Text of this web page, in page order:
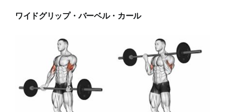
ワイドグリップ・バーベル・カール